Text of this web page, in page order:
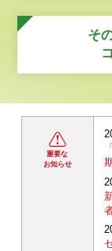
そ
重要な
お知らせ